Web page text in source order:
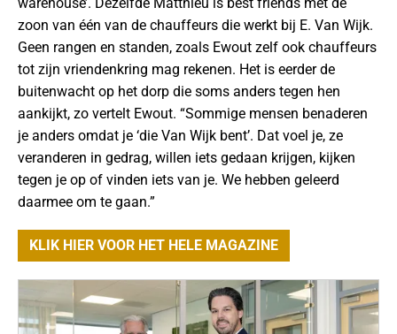
zoon van één van de chauffeurs die werkt bij E. Van Wijk.
Geen rangen en standen, zoals Ewout zelf ook chauffeurs
tot zijn vriendenkring mag rekenen. Het is eerder de
buitenwacht op het dorp die soms anders tegen hen
aankijkt, zo vertelt Ewout. “Sommige mensen benaderen
je anders omdat je ‘die Van Wijk bent’. Dat voel je, ze
veranderen in gedrag, willen iets gedaan krijgen, kijken
tegen je op of vinden iets van je. We hebben geleerd
daarmee om te gaan.”
KLIK HIER VOOR HET HELE MAGAZINE